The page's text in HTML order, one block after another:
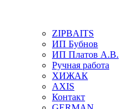
ZIPBAITS
ИП Бубнов
ИП Платов А.В.
Ручная работа
ХИЖАК
AXIS
Контакт